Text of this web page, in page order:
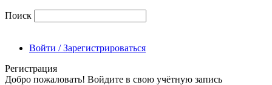
Поиск
Войти / Зарегистрироваться
Регистрация
Добро пожаловать! Войдите в свою учётную запись